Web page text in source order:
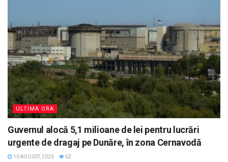
ULTIMA ORA
Guvernul alocă 5,1 milioane de lei pentru lucrări
urgente de dragaj pe Dunăre, în zona Cernavodă
10 AUGUST, 2026 62